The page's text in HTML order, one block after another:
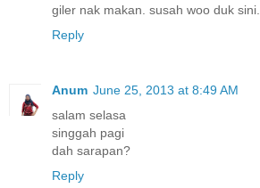
giler nak makan. susah woo duk
Reply
Anum June 25, 2013 at 8:49 AM
salam selasa
singgah pagi
dah sarapan?
Reply